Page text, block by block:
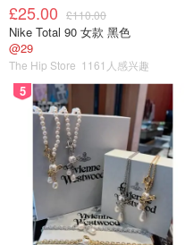
£25.00 £110.00
Nike Total 90 女款 黑色
@29
The Hip Store 1161人感兴趣
5